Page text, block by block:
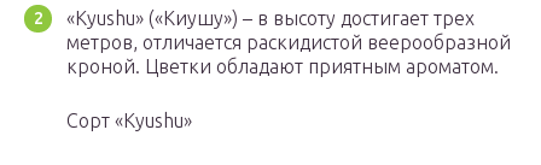
«Kyushu» («Киушу») – в высоту достигает трех
метров, отличается раскидистой веерообразной
кроной. Цветки обладают приятным ароматом.
Сорт «Kyushu»